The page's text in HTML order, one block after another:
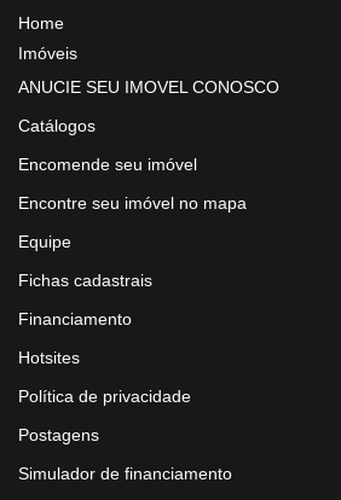
Home
Imóveis
ANUCIE SEU IMOVEL CONOSCO
Catálogos
Encomende seu imóvel
Encontre seu imóvel no mapa
Equipe
Fichas cadastrais
Financiamento
Hotsites
Política de privacidade
Postagens
Simulador de financiamento